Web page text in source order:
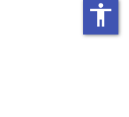
accessibility